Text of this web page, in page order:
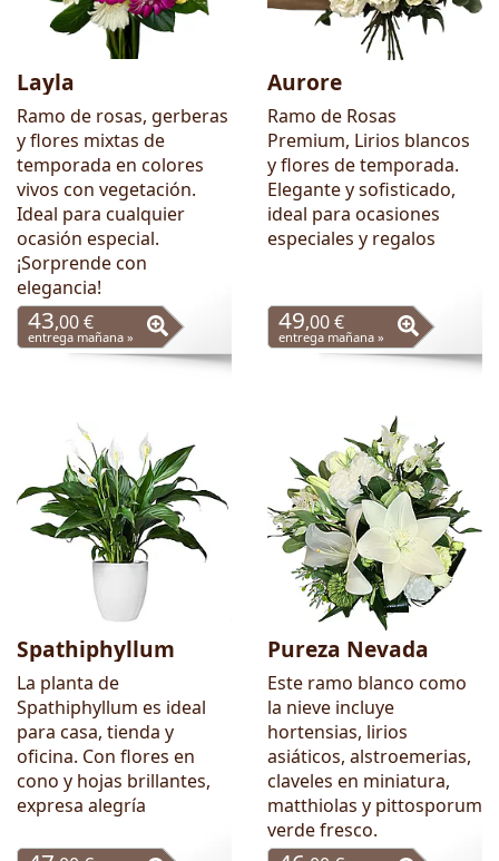
Layla
Ramo de rosas, gerberas
y flores mixtas de
temporada en colores
vivos con vegetación.
Ideal para cualquier
ocasión especial.
¡Sorprende con
elegancia!
43,00 €
entrega mañana »
Aurore
Ramo de Rosas
Premium, Lirios blancos
y flores de temporada.
Elegante y sofisticado,
ideal para ocasiones
especiales y regalos
49,00 €
entrega mañana »
Spathiphyllum
La planta de
Spathiphyllum es ideal
para casa, tienda y
oficina. Con flores en
cono y hojas brillantes,
expresa alegría
Pureza Nevada
Este ramo blanco como
la nieve incluye
hortensias, lirios
asiáticos, alstroemerias,
claveles en miniatura,
matthiolas y pittosporum
verde fresco.